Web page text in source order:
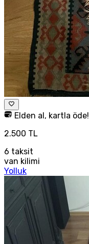
Elden al, kartla öde!
2.500 TL
6 taksit
van kilimi
Yolluk